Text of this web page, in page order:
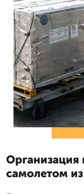
Организация
самолетом